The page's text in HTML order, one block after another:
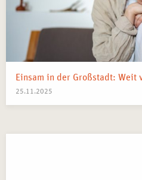
Lehrtherapeutischer
kreativtherapeutischem
Teilnehmenden eine
offizielle
ihre erlernten Fähigkeiten
25.11.2025